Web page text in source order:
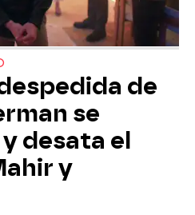
de
se
desata el
y